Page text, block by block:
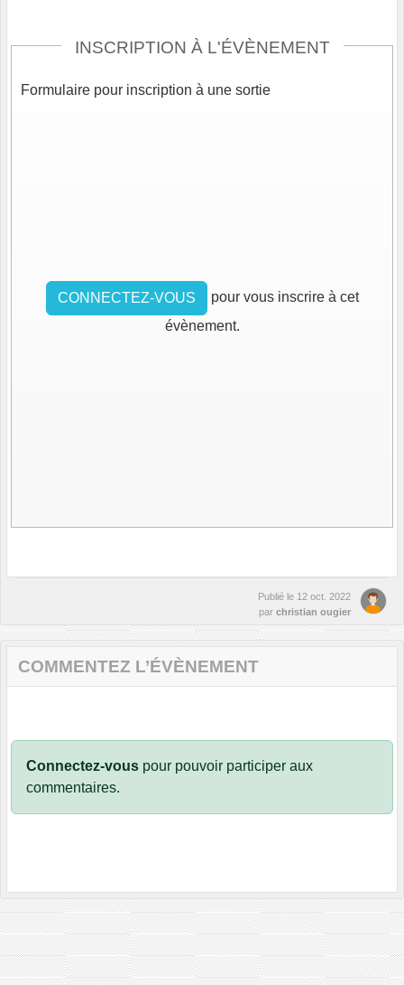
INSCRIPTION À L'ÉVÈNEMENT
Formulaire pour inscription à une sortie
CONNECTEZ-VOUS
pour vous inscrire à cet
évènement.
Publié le 12 oct. 2022
par christian ougier
COMMENTEZ L’ÉVÈNEMENT
Connectez-vous pour pouvoir participer aux
commentaires.